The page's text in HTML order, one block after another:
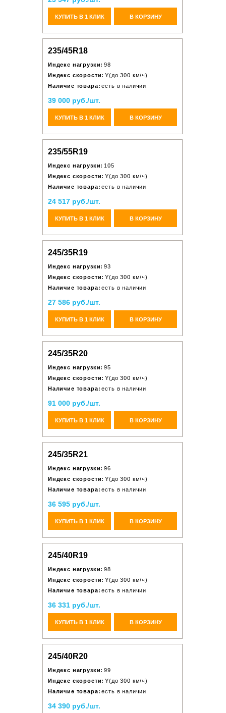
КУПИТЬ В 1 КЛИК В КОРЗИНУ
235/45R18
Индекс нагрузки: 98
Индекс скорости: Y(до 300 км/ч)
Наличие товара: есть в наличии
39 000 руб./шт.
КУПИТЬ В 1 КЛИК В КОРЗИНУ
235/55R19
Индекс нагрузки: 105
Индекс скорости: Y(до 300 км/ч)
Наличие товара: есть в наличии
24 517 руб./шт.
КУПИТЬ В 1 КЛИК В КОРЗИНУ
245/35R19
Индекс нагрузки: 93
Индекс скорости: Y(до 300 км/ч)
Наличие товара: есть в наличии
27 586 руб./шт.
КУПИТЬ В 1 КЛИК В КОРЗИНУ
245/35R20
Индекс нагрузки: 95
Индекс скорости: Y(до 300 км/ч)
Наличие товара: есть в наличии
91 000 руб./шт.
КУПИТЬ В 1 КЛИК В КОРЗИНУ
245/35R21
Индекс нагрузки: 96
Индекс скорости: Y(до 300 км/ч)
Наличие товара: есть в наличии
36 595 руб./шт.
КУПИТЬ В 1 КЛИК В КОРЗИНУ
245/40R19
Индекс нагрузки: 98
Индекс скорости: Y(до 300 км/ч)
Наличие товара: есть в наличии
36 331 руб./шт.
КУПИТЬ В 1 КЛИК В КОРЗИНУ
245/40R20
Индекс нагрузки: 99
Индекс скорости: Y(до 300 км/ч)
Наличие товара: есть в наличии
34 390 руб./шт.